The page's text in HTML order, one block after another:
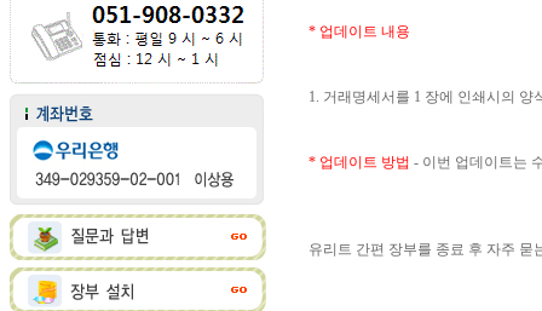
* 업데이트 내용
1. 거래명세서를 1 장에 인쇄시의 양
* 업데이트 방법 - 이번 업데이트는
유리트 간편 장부를 종료 후 자주